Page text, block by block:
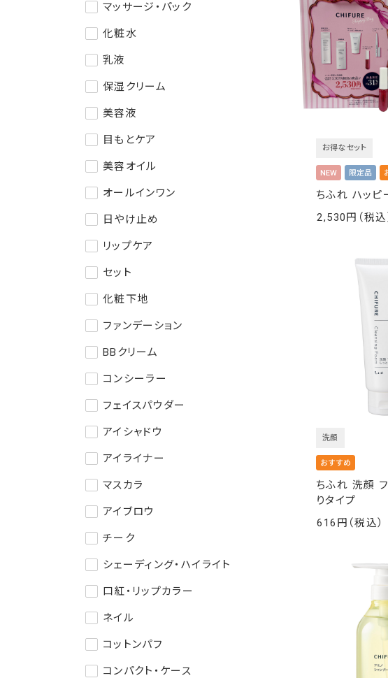
マッサージ・パック
化粧水
乳液
保湿クリーム
美容液
目もとケア
美容オイル
オールインワン
日やけ止め
リップケア
セット
化粧下地
ファンデーション
BBクリーム
コンシーラー
フェイスパウダー
アイシャドウ
アイライナー
マスカラ
アイブロウ
チーク
シェーディング・ハイライト
口紅・リップカラー
ネイル
コットンパフ
コンパクト・ケース
ちふれ ハッピ
お得なセット
2,530
ちふれ 洗顔
りタイプ
洗顔
616